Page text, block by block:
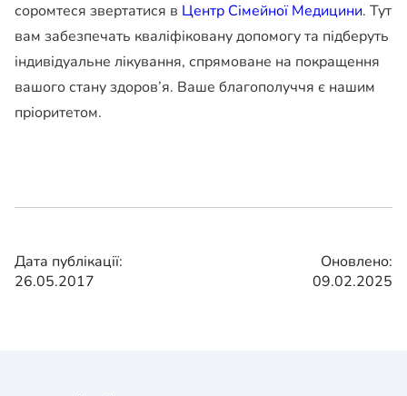
соромтеся звертатися в Центр Сімейної Медицини. Тут
вам забезпечать кваліфіковану допомогу та підберуть
індивідуальне лікування, спрямоване на покращення
вашого стану здоров’я. Ваше благополуччя є нашим
пріоритетом.
Дата публікації:
26.05.2017
Оновлено:
09.02.2025